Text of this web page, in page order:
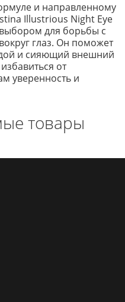
и направленному
Illustrious Night Eye
для борьбы с
глаз. Он поможет
и сияющий внешний
от
уверенность и
товары